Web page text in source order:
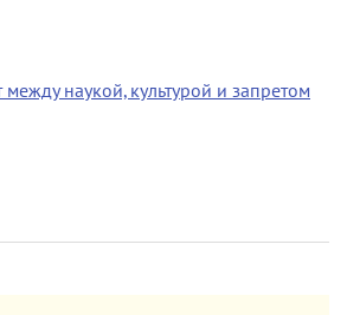
между наукой, культурой и запретом